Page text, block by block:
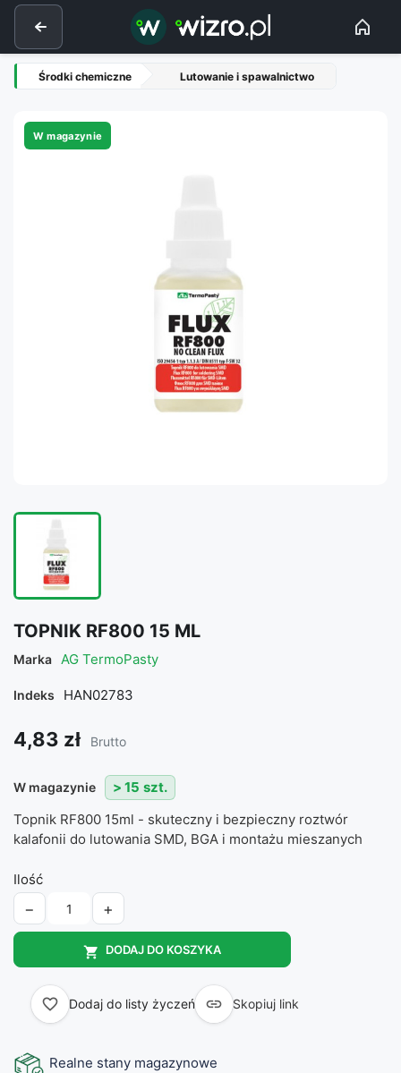
Środki chemiczne Lutowanie i spawalnictwo
W magazynie
TOPNIK RF800 15 ML
Marka AG TermoPasty
Indeks HAN02783
4,83 zł Brutto
W magazynie
> 15 szt.
Topnik RF800 15ml - skuteczny i bezpieczny roztwór
kalafonii do lutowania SMD, BGA i montażu mieszanych
Ilość
− +
 DODAJ DO KOSZYKA
favorite_border Dodaj do listy życzeń  Skopiuj link
Realne stany magazynowe